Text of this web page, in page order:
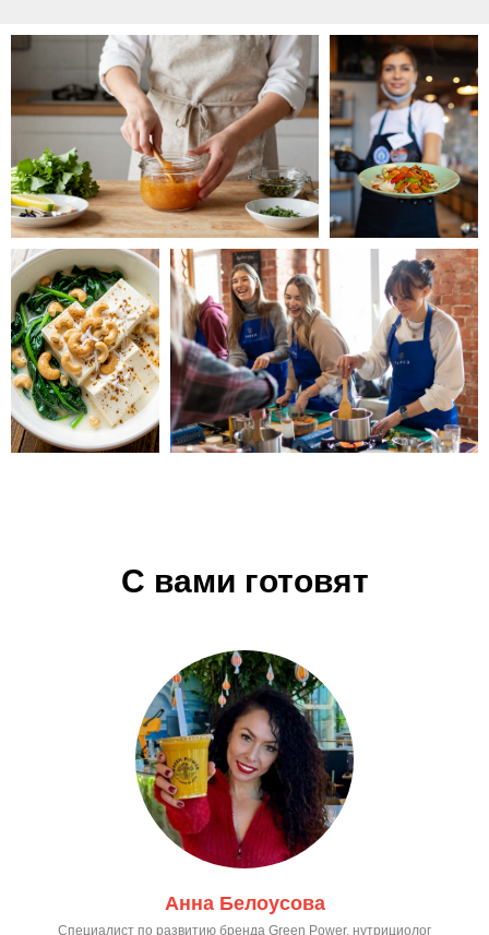
С вами готовят
Анна Белоусова
Специалист по развитию бренда Green Power, нутрициолог